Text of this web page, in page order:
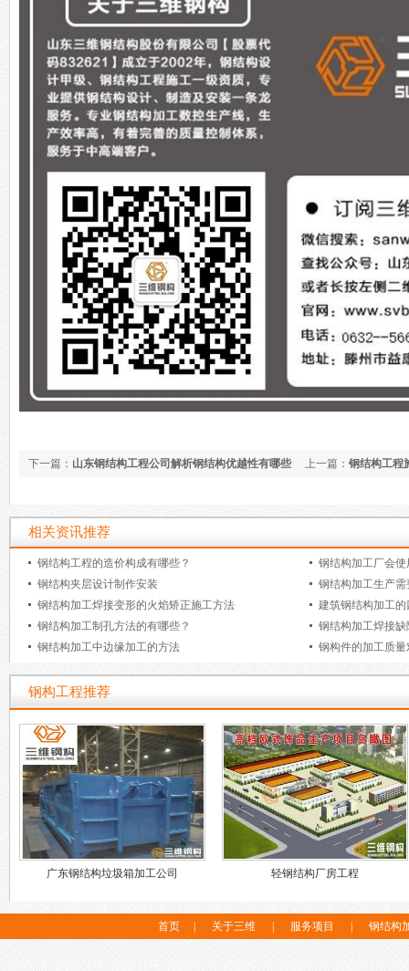
上一篇： 钢结构工程
下一篇： 山东钢结构工程公司解析钢结构优越性有哪些
相关资讯推荐
钢结构工程的造价构成有哪些？
钢结构加工厂会
钢结构夹层设计制作安装
钢结构加工生产
钢结构加工焊接变形的火焰矫正施工方法
建筑钢结构加工
钢结构加工制孔方法的有哪些？
钢结构加工焊接
钢结构加工中边缘加工的方法
钢构件的加工质
钢构工程推荐
广东钢结构垃圾箱加工公司 轻钢结构厂房工程
首页 关于三维 服务项目 钢结构